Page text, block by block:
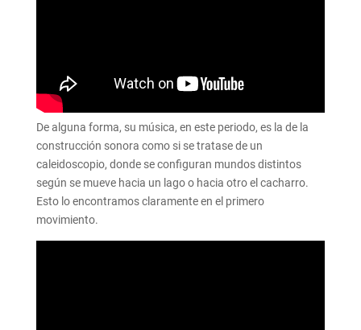
De alguna forma, su música, en este periodo, es la de la
construcción sonora como si se tratase de un
caleidoscopio, donde se configuran mundos distintos
según se mueve hacia un lago o hacia otro el cacharro.
Esto lo encontramos claramente en el primero
movimiento.